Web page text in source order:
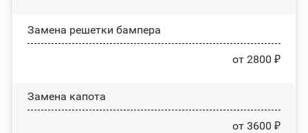
Замена решетки бампера
от 2800 ₽
Замена капота
от 3600 ₽